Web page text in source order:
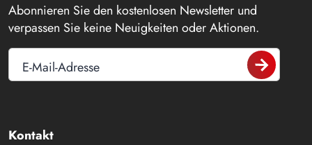
Abonnieren Sie den kostenlosen Newsletter und
verpassen Sie keine Neuigkeiten oder Aktionen.
E-Mail-Adresse
Kontakt